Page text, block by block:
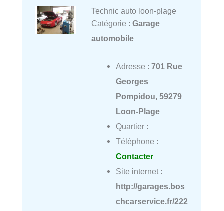
Technic auto loon-plage
Catégorie : Garage
automobile
Adresse : 701 Rue
Georges
Pompidou, 59279
Loon-Plage
Quartier :
Téléphone :
Contacter
Site internet :
http://garages.bos
chcarservice.fr/222